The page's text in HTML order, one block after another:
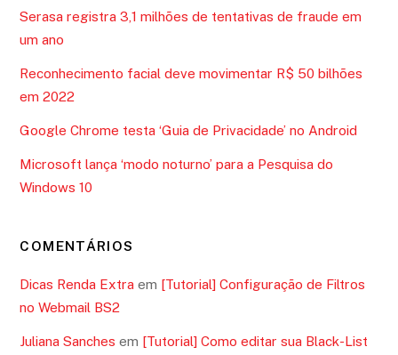
Serasa registra 3,1 milhões de tentativas de fraude em
um ano
Reconhecimento facial deve movimentar R$ 50 bilhões
em 2022
Google Chrome testa ‘Guia de Privacidade’ no Android
Microsoft lança ‘modo noturno’ para a Pesquisa do
Windows 10
COMENTÁRIOS
Dicas Renda Extra em [Tutorial] Configuração de Filtros
no Webmail BS2
Juliana Sanches em [Tutorial] Como editar sua Black-List